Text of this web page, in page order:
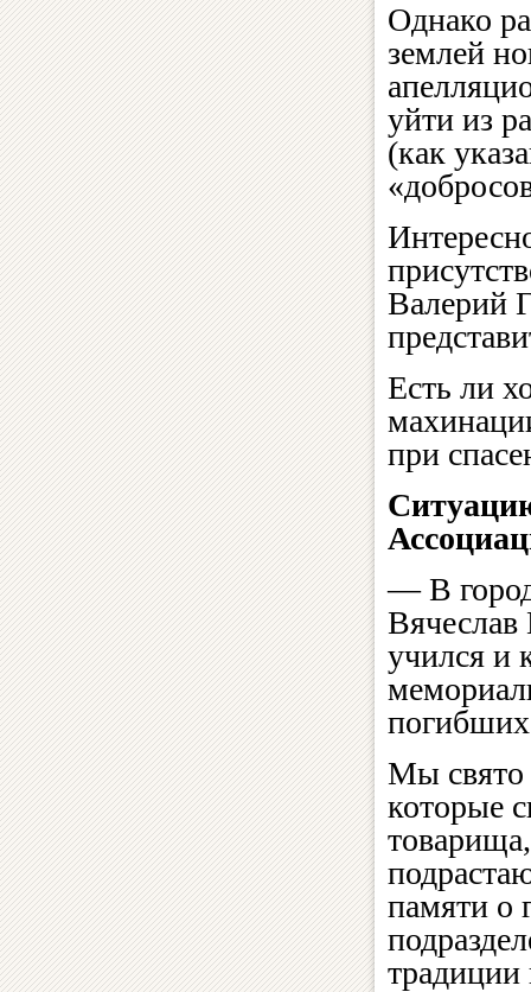
Однако
землей
уйти из
(как
Валерий
Есть ли
при
— В
Вячеслав
учился и
Мы свято
которые
памяти о